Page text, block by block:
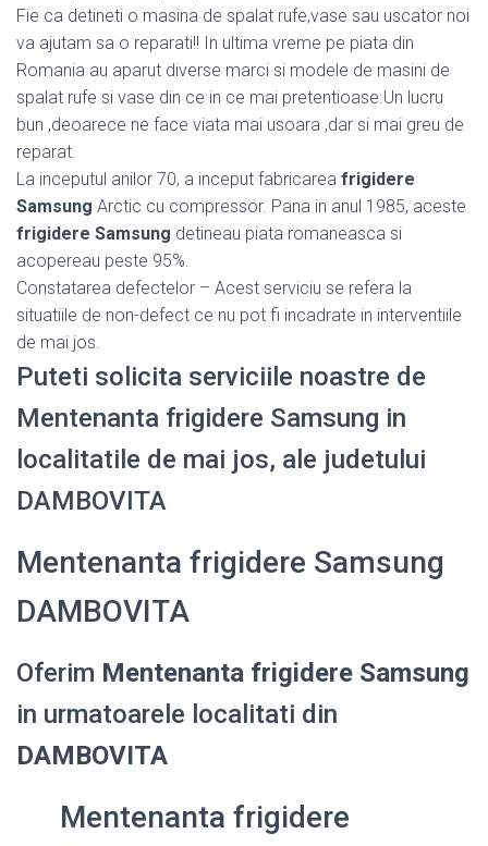
Fie ca detineti o masina de spalat rufe,vase sau uscator noi
va ajutam sa o reparati!! In ultima vreme pe piata din
Romania au aparut diverse marci si modele de masini de
spalat rufe si vase din ce in ce mai pretentioase.Un lucru
bun ,deoarece ne face viata mai usoara ,dar si mai greu de
reparat.
La inceputul anilor 70, a inceput fabricarea frigidere
Samsung Arctic cu compressor. Pana in anul 1985, aceste
frigidere Samsung detineau piata romaneasca si
acopereau peste 95%.
Constatarea defectelor – Acest serviciu se refera la
situatiile de non-defect ce nu pot fi incadrate in interventiile
de mai jos.
Puteti solicita serviciile noastre de
Mentenanta frigidere Samsung in
localitatile de mai jos, ale judetului
DAMBOVITA
Mentenanta frigidere Samsung
DAMBOVITA
Oferim Mentenanta frigidere Samsung
in urmatoarele localitati din
DAMBOVITA
Mentenanta frigidere